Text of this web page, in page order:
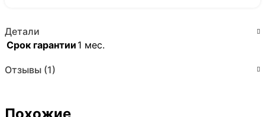
Детали
Срок гарантии 1 мес.
Отзывы (1)